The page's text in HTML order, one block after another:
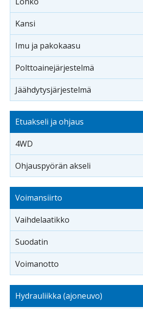
Kansi
Imu ja pakokaasu
Polttoainejärjestelmä
Jäähdytysjärjestelmä
Etuakseli ja ohjaus
4WD
Ohjauspyörän akseli
Voimansiirto
Vaihdelaatikko
Suodatin
Voimanotto
Hydrauliikka (ajoneuvo)